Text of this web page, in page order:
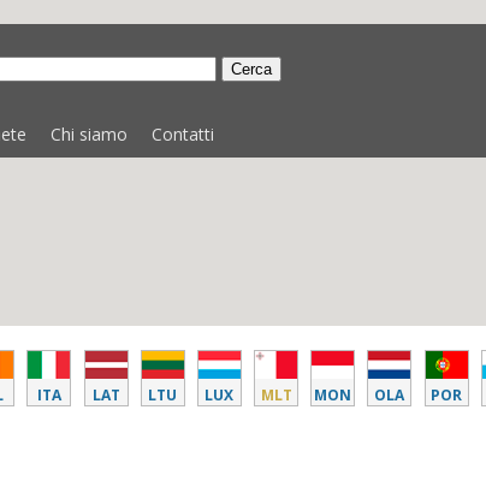
Chi siamo Contatti
ITA LAT LTU LUX MLT MON OLA POR